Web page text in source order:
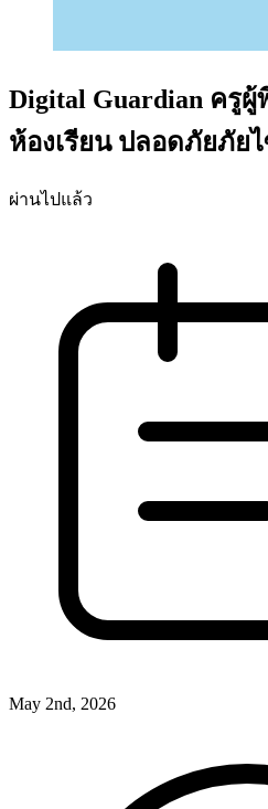
Digital Guardian ครู
ห้องเรียน ปลอดภัยภัยไ
ผ่านไปแล้ว
May 2nd, 2026